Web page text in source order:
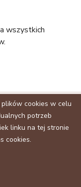
wszystkich
plików cookies w celu
potrzeb
linku na tej stronie
cookies.